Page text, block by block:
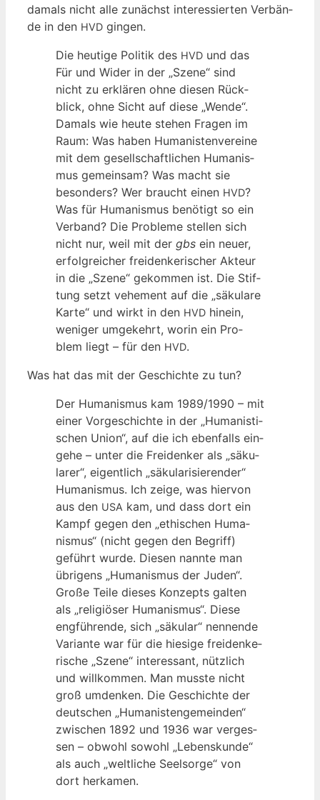
damals nicht alle zunächst inter­es­sier­ten Ver­bän­
de in den HVD gingen.
Die heu­ti­ge Poli­tik des HVD und das
Für und Wider in der „Sze­ne“ sind
nicht zu erklä­ren ohne die­sen Rück­
blick, ohne Sicht auf die­se „Wen­de“.
Damals wie heu­te ste­hen Fra­gen im
Raum: Was haben Huma­nis­ten­ver­ei­ne
mit dem gesell­schaft­li­chen Huma­nis­
mus gemein­sam? Was macht sie
beson­ders? Wer braucht einen HVD?
Was für Huma­nis­mus benö­tigt so ein
Ver­band? Die Pro­ble­me stel­len sich
nicht nur, weil mit der gbs ein neu­er,
erfolg­rei­cher frei­den­ke­ri­scher Akteur
in die „Sze­ne“ gekom­men ist. Die Stif­
tung setzt vehe­ment auf die „säku­la­re
Kar­te“ und wirkt in den HVD hin­ein,
weni­ger umge­kehrt, wor­in ein Pro­
blem liegt – für den HVD.
Was hat das mit der Geschich­te zu tun?
Der Huma­nis­mus kam 1989/1990 – mit
einer Vor­ge­schich­te in der „Huma­nis­ti­
schen Uni­on“, auf die ich eben­falls ein­
ge­he – unter die Frei­den­ker als „säku­
la­rer“, eigent­lich „säku­la­ri­sie­ren­der“
Huma­nis­mus. Ich zei­ge, was hier­von
aus den USA kam, und dass dort ein
Kampf gegen den „ethi­schen Huma­
nis­mus“ (nicht gegen den Begriff)
geführt wur­de. Die­sen nann­te man
übri­gens „Huma­nis­mus der Juden“.
Gro­ße Tei­le die­ses Kon­zepts gal­ten
als „reli­giö­ser Huma­nis­mus“. Die­se
eng­füh­ren­de, sich „säku­lar“ nen­nen­de
Vari­an­te war für die hie­si­ge frei­den­ke­
ri­sche „Sze­ne“ inter­es­sant, nütz­lich
und will­kom­men. Man muss­te nicht
groß umden­ken. Die Geschich­te der
deut­schen „Huma­nis­ten­ge­mein­den“
zwi­schen 1892 und 1936 war ver­ges­
sen – obwohl sowohl „Lebens­kun­de“
als auch „welt­li­che Seel­sor­ge“ von
dort herkamen.